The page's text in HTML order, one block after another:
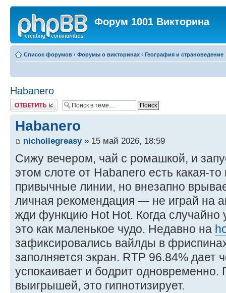
Форум 1001 Викторина
Список форумов ‹ Форумы о викторинах ‹ География и страноведение
Habanero
Ответить
Habanero
nichollegreasy» 15 май 2026, 18:59
Сижу вечером, чай с ромашкой, и
этом слоте от Habanero есть какая-
привычные линии, но внезапно
личная рекомендация — не играй на
жди функцию Hot Hot. Когда
это как маленькое чудо. Недавно на
зафиксировались вайлды в
заполняется экран. RTP 96.84% дает
успокаивает и бодрит
выигрышей, это гипнотизирует.